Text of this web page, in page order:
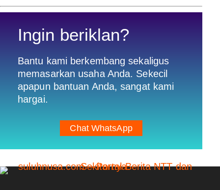
Ingin beriklan?
Bantu kami berkembang sekaligus
memasarkan usaha Anda. Sekecil
apapun bantuan Anda, sangat kami
hargai.
Chat WhatsApp